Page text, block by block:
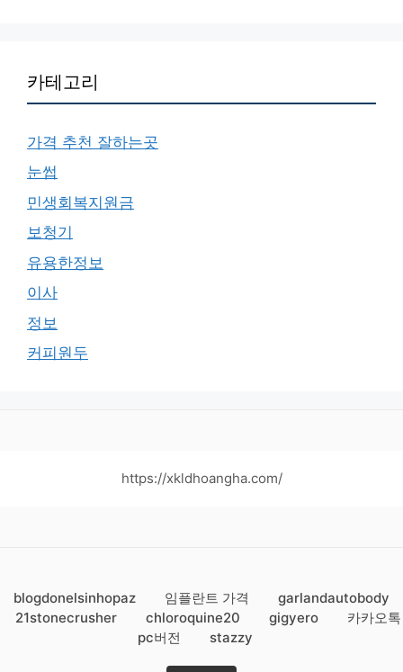
카테고리
가격 추천 잘하는곳
눈썹
민생회복지원금
보청기
유용한정보
이사
정보
커피원두
https://xkldhoangha.com/
blogdonelsinhopaz 임플란트 가격
garlandautobody
21stonecrusher
chloroquine20 gigyero
카카오톡
pc버전
stazzy